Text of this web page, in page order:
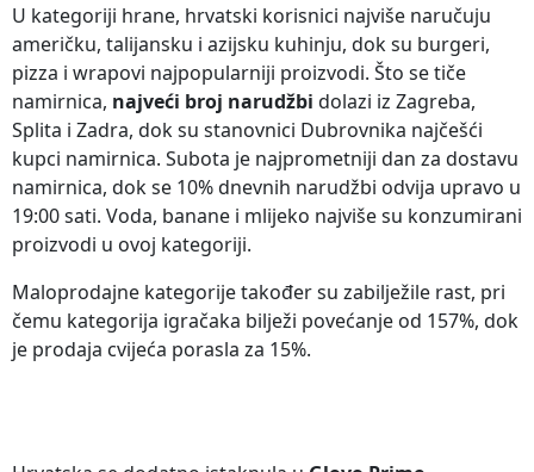
U kategoriji hrane, hrvatski korisnici najviše naručuju
američku, talijansku i azijsku kuhinju, dok su burgeri,
pizza i wrapovi najpopularniji proizvodi. Što se tiče
namirnica, najveći broj narudžbi dolazi iz Zagreba,
Splita i Zadra, dok su stanovnici Dubrovnika najčešći
kupci namirnica. Subota je najprometniji dan za dostavu
namirnica, dok se 10% dnevnih narudžbi odvija upravo u
19:00 sati. Voda, banane i mlijeko najviše su konzumirani
proizvodi u ovoj kategoriji.
Maloprodajne kategorije također su zabilježile rast, pri
čemu kategorija igračaka bilježi povećanje od 157%, dok
je prodaja cvijeća porasla za 15%.